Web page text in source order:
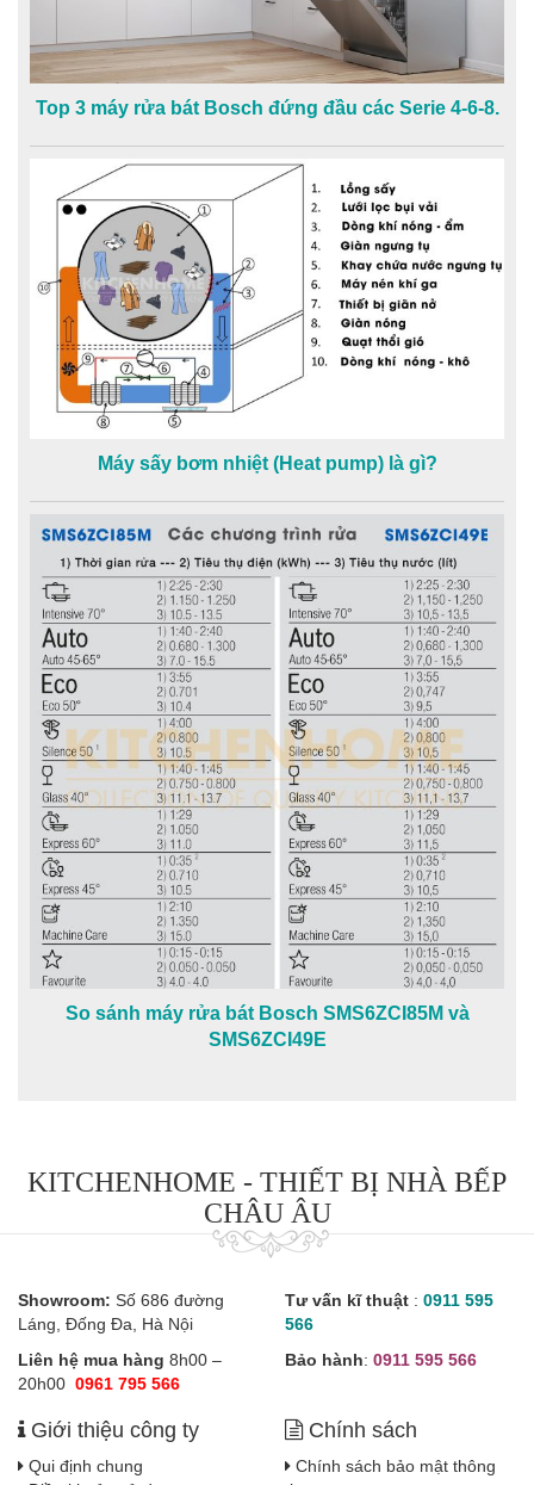
Top 3 máy rửa bát Bosch đứng đầu các Serie 4-6-8.
Máy sấy bơm nhiệt (Heat pump) là gì?
So sánh máy rửa bát Bosch SMS6ZCI85M và
SMS6ZCI49E
KITCHENHOME - THIẾT BỊ NHÀ BẾP
CHÂU ÂU
Showroom: Số 686 đường
Láng, Đống Đa, Hà Nội
Liên hệ mua hàng 8h00 –
20h00 0961 795 566
Tư vấn kĩ thuật : 0911 595
566
Bảo hành: 0911 595 566
Giới thiệu công ty
Qui định chung
Chính sách
Chính sách bảo mật thông